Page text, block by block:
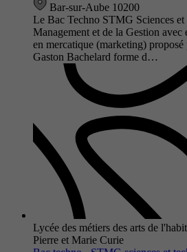
Bar-sur-Aube 10200
Le Bac Techno STMG Sciences et
Management et de la Gestion avec
en mercatique (marketing)
Gaston Bachelard forme d…
Lycée des métiers des arts de
Pierre et Marie Curie